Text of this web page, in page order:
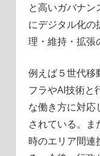
と高いガバナン
にデジタル化の
理・維持・拡張
例えば５世代移
フラやAI技術と
な働き方に対応
されている。
時のエリア間連